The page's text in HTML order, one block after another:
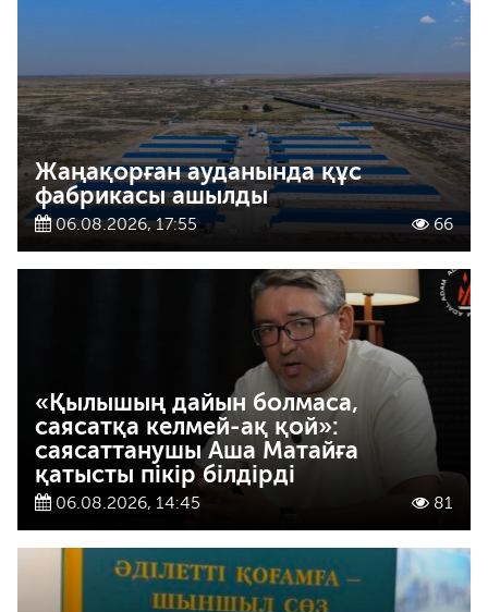
Жаңақорған ауданында құс
фабрикасы ашылды
06.08.2026, 17:55 66
«Қылышың дайын болмаса,
саясатқа келмей-ақ қой»:
саясаттанушы Аша Матайға
қатысты пікір білдірді
06.08.2026, 14:45 81